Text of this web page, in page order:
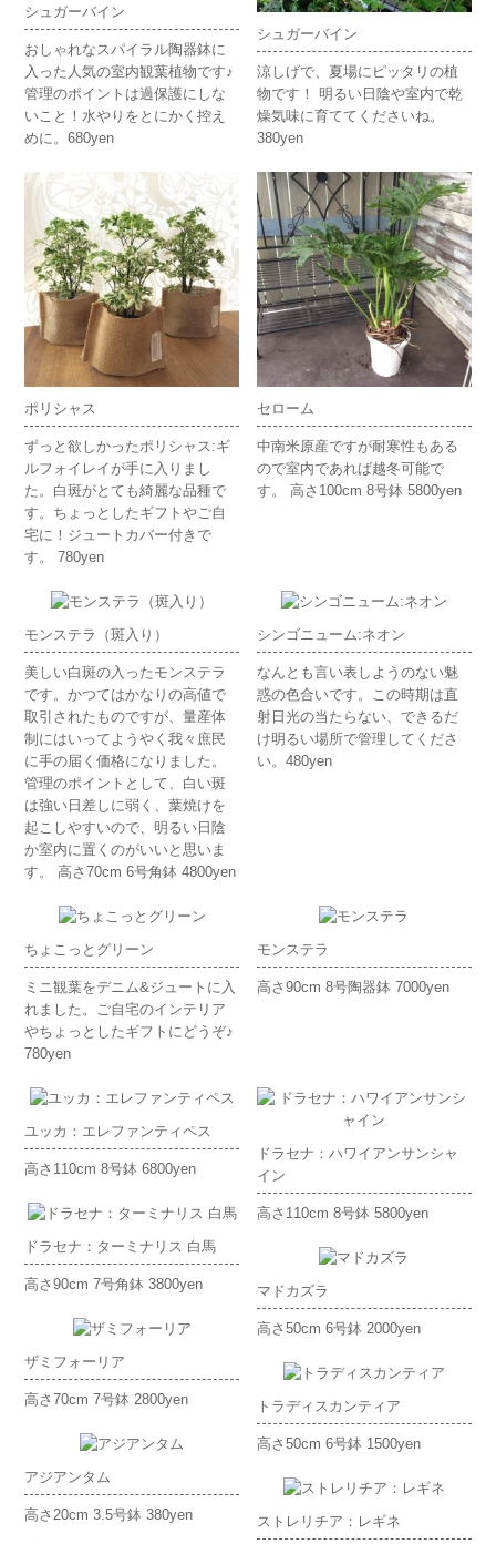
シュガーバイン
おしゃれなスパイラル陶器鉢に
入った人気の室内観葉植物です♪
管理のポイントは過保護にしな
いこと！水やりをとにかく控え
めに。680yen
シュガーバイン
涼しげで、夏場にピッタリの植
物です！ 明るい日陰や室内で乾
燥気味に育ててくださいね。
380yen
ポリシャス
ずっと欲しかったポリシャス:ギ
ルフォイレイが手に入りまし
た。白斑がとても綺麗な品種で
す。ちょっとしたギフトやご自
宅に！ジュートカバー付きで
す。 780yen
セローム
中南米原産ですが耐寒性もある
ので室内であれば越冬可能で
す。 高さ100cm 8号鉢 5800yen
モンステラ（斑入り）
美しい白斑の入ったモンステラ
です。かつてはかなりの高値で
取引されたものですが、量産体
制にはいってようやく我々庶民
に手の届く価格になりました。
管理のポイントとして、白い斑
は強い日差しに弱く、葉焼けを
起こしやすいので、明るい日陰
か室内に置くのがいいと思いま
す。 高さ70cm 6号角鉢 4800yen
シンゴニューム:ネオン
なんとも言い表しようのない魅
惑の色合いです。この時期は直
射日光の当たらない、できるだ
け明るい場所で管理してくださ
い。480yen
ちょこっとグリーン
ミニ観葉をデニム&ジュートに入
れました。ご自宅のインテリア
やちょっとしたギフトにどうぞ♪
780yen
モンステラ
高さ90cm 8号陶器鉢 7000yen
ユッカ：エレファンティペス
高さ110cm 8号鉢 6800yen
ドラセナ：ハワイアンサンシャ
イン
高さ110cm 8号鉢 5800yen
ドラセナ：ターミナリス 白馬
高さ90cm 7号角鉢 3800yen マドカズラ
高さ50cm 6号鉢 2000yen
ザミフォーリア
高さ70cm 7号鉢 2800yen トラディスカンティア
高さ50cm 6号鉢 1500yen
アジアンタム
高さ20cm 3.5号鉢 380yen ストレリチア：レギネ